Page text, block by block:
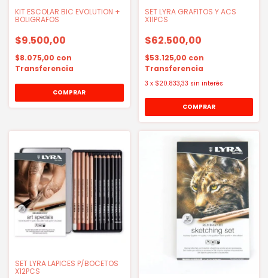
KIT ESCOLAR BIC EVOLUTION +
BOLIGRAFOS
$9.500,00
$8.075,00 con
Transferencia
SET LYRA GRAFITOS Y ACS
X11PCS
$62.500,00
$53.125,00 con
Transferencia
3 x $20.833,33 sin interés
SET LYRA LAPICES P/BOCETOS
X12PCS